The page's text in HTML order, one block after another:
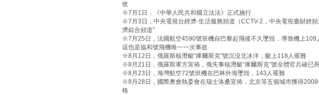
收
※7月1日，《中華人民共和國立法法》正式施行
※7月3日，中央電視台經濟·生活服務頻道（CCTV-2，中央電視臺財經頻
濟綜合頻道”
※7月25日，法國航空4590號班機自巴黎起飛後不久墜毀，導致機上109
這也是協和號飛機唯一一次事故
※8月12日，俄羅斯核潛艇“庫爾斯克”號沉沒北冰洋，艇上118人罹難
※8月21日，俄羅斯軍方宣佈，俄失事核潛艇“庫爾斯克”號全體官兵確已
※8月23日，海灣航空72號班機在巴林外海墜毀，143人罹難
※8月28日，國際奧會執委會在瑞士洛桑宣佈，北京等五個城市獲得
格